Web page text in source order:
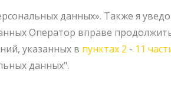
данных». Также я
Оператор вправе
указанных в пунктах 2 - 11
данных".